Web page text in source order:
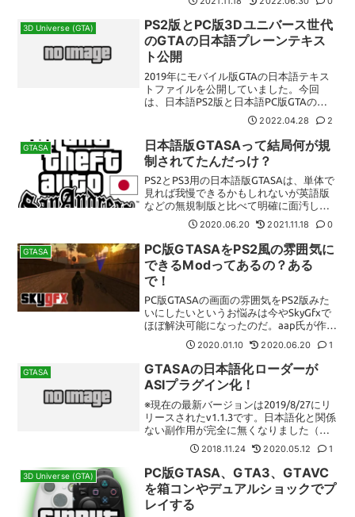
種類ごとの仕様SAも対象である仕様銃弾
これは衝突を除けばもっとも普遍的な攻...
3D Universe (GTA)
PS2版とPC版3Dユニバース世代
のGTAの日本語プレーンテキス
ト公開
2019年にモバイル版GTAの日本語テキス
トファイルを公開していました。今回
は、日本語PS2版と日本語PC版GTAのテ
キストファイルからプレーンのテキスト
に変換したファイルを公開します（VCに
関しては数年公開せずに眠らせていまし
た）。日本語...
2022.04.28 2
GTASA
日本語版GTASAって結局何が規
制されてたんだっけ？
PS2とPS3用の日本語版GTASAは、単体で
見れば我慢できるかもしれないが英語版
などの無規制版と比べて明確に面汚しな
ところがあるバージョンだ（スマホ、い
やモバイル版は基本テキスト関連の規制
だけ）。しかし、具体的に何が規制され
ているかをほぼ...
2020.06.20 2021.11.18 0
GTASA
PC版GTASAをPS2風の雰囲気に
できるModってあるの？ある
で！
PC版GTASAの画面の雰囲気をPS2版みた
いにしたいというお悩みは今やSkyGfxで
ほぼ解決可能になったのだ。aap氏が作っ
たSkyGfxは、ロスサントスやラスベンチ
ュラスや砂漠の晴れのとき（特に朝日や
夕日）の赤っぽいポストプロセス、晴れ...
2020.01.10 2020.06.20 1
GTASA
GTASAの日本語化ローダーが
ASIプラグイン化！
※現在の最新バージョンは2019/8/27にリ
リースされたv1.1.3です。日本語化と関係
ない副作用が完全に無くなりました（ほ
とんど無視できるようなところだったけ
ど）。GTASAの日本語化ローダーの作者
であるjontamasan氏は航空機の...
2018.11.24 2020.05.12 1
3D Universe (GTA)
PC版GTASA、GTA3、GTAVC
を箱コンやデュアルショックでプ
レイする